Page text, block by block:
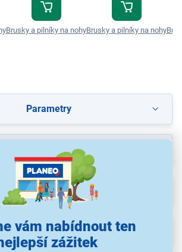
vám nabídnout ten
zážitek
Brusky a pilníky na nohyBrusky a pilníky na nohy
Popis
Parametry
Recenze
Ke stažení(1)